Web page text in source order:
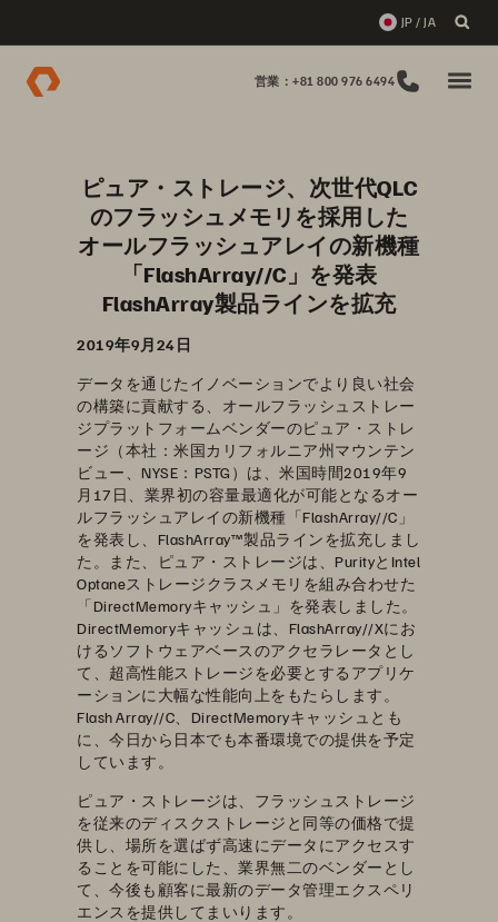
JP / JA
営業：+81 800 976 6494
ピュア・ストレージ、次世代QLC
のフラッシュメモリを採用した
オールフラッシュアレイの新機種
「FlashArray//C」を発表
FlashArray製品ラインを拡充
2019年9月24日
データを通じたイノベーションでより良い社会
の構築に貢献する、オールフラッシュストレー
ジプラットフォームベンダーのピュア・ストレ
ージ（本社：米国カリフォルニア州マウンテン
ビュー、NYSE：PSTG）は、米国時間2019年9
月17日、業界初の容量最適化が可能となるオー
ルフラッシュアレイの新機種「FlashArray//C」
を発表し、FlashArray™製品ラインを拡充しまし
た。また、ピュア・ストレージは、PurityとIntel
Optaneストレージクラスメモリを組み合わせた
「DirectMemoryキャッシュ」を発表しました。
DirectMemoryキャッシュは、FlashArray//Xにお
けるソフトウェアベースのアクセラレータとし
て、超高性能ストレージを必要とするアプリケ
ーションに大幅な性能向上をもたらします。
Flash Array//C、DirectMemoryキャッシュとも
に、今日から日本でも本番環境での提供を予定
しています。
ピュア・ストレージは、フラッシュストレージ
を従来のディスクストレージと同等の価格で提
供し、場所を選ばず高速にデータにアクセスす
ることを可能にした、業界無二のベンダーとし
て、今後も顧客に最新のデータ管理エクスペリ
エンスを提供してまいります。